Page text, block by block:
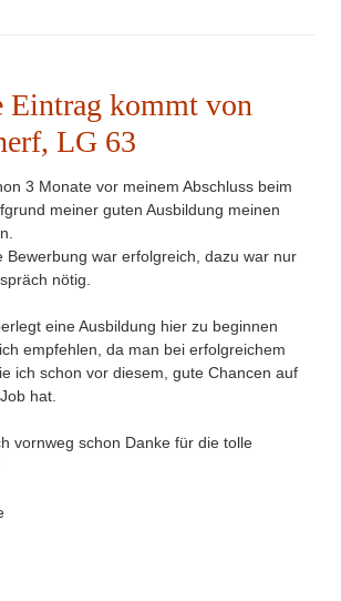
Eintrag kommt von
LG 63
3 Monate vor meinem Abschluss beim
meiner guten Ausbildung meinen
Bewerbung war erfolgreich, dazu war nur
nötig.
eine Ausbildung hier zu beginnen
empfehlen, da man bei erfolgreichem
ich schon vor diesem, gute Chancen auf
hat.
vornweg schon Danke für die tolle